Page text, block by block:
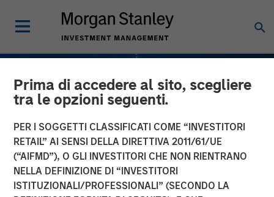
Prima di accedere al sito, scegliere
tra le opzioni seguenti.
PER I SOGGETTI CLASSIFICATI COME “INVESTITORI
RETAIL” AI SENSI DELLA DIRETTIVA 2011/61/UE
(“AIFMD”), O GLI INVESTITORI CHE NON RIENTRANO
NELLA DEFINIZIONE DI “INVESTITORI
ISTITUZIONALI/PROFESSIONALI” (SECONDO LA